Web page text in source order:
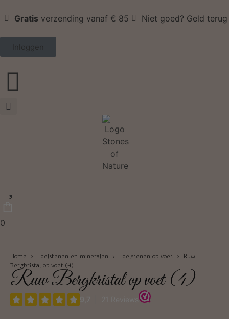
Gratis verzending vanaf € 85 Niet goed? Geld terug
Inloggen
0
Home › Edelstenen en mineralen › Edelstenen op voet › Ruw
Bergkristal op voet (4)
Ruw Bergkristal op voet (4)